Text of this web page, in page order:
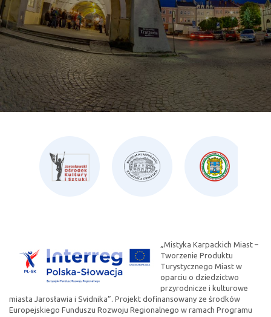
„Mistyka Karpackich Miast –
Tworzenie Produktu
Turystycznego Miast w
oparciu o dziedzictwo
przyrodnicze i kulturowe
miasta Jarosławia i Svidnika”. Projekt dofinansowany ze środków
Europejskiego Funduszu Rozwoju Regionalnego w ramach Programu